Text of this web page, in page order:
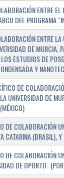
ENTRE
DEL PROGRAMA
ENTRE
DE MURCIA,
ESTUDIOS DE
Y
DE
UNIVERSIDAD DE
DE COLABORACIÓN
CATARINA (BRASIL),
DE COLABORACIÓN
DE OPORTO-